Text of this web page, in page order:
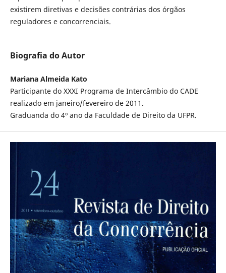
existirem diretivas e decisões contrárias dos órgãos
reguladores e concorrenciais.
Biografia do Autor
Mariana Almeida Kato
Participante do XXXI Programa de Intercâmbio do CADE
realizado em janeiro/fevereiro de 2011.
Graduanda do 4º ano da Faculdade de Direito da UFPR.